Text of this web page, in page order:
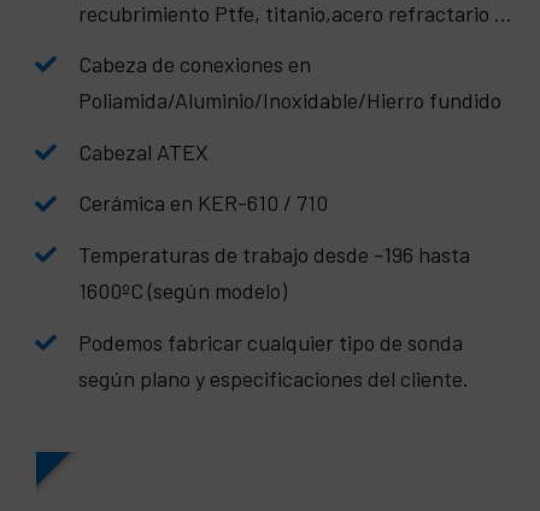
recubrimiento Ptfe, titanio,acero refractario …
Cabeza de conexiones en
Poliamida/Aluminio/Inoxidable/Hierro fundido
Cabezal ATEX
Cerámica en KER-610 / 710
Temperaturas de trabajo desde -196 hasta
1600ºC (según modelo)
Podemos fabricar cualquier tipo de sonda
según plano y especificaciones del cliente.